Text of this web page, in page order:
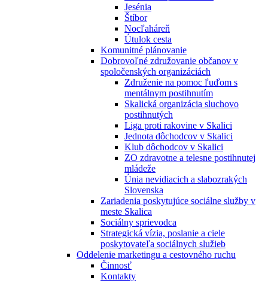
Jesénia
Štíbor
Nocľaháreň
Útulok cesta
Komunitné plánovanie
Dobrovoľné združovanie občanov v
spoločenských organizáciách
Združenie na pomoc ľuďom s
mentálnym postihnutím
Skalická organizácia sluchovo
postihnutých
Liga proti rakovine v Skalici
Jednota dôchodcov v Skalici
Klub dôchodcov v Skalici
ZO zdravotne a telesne postihnutej
mládeže
Únia nevidiacich a slabozrakých
Slovenska
Zariadenia poskytujúce sociálne služby v
meste Skalica
Sociálny sprievodca
Strategická vízia, poslanie a ciele
poskytovateľa sociálnych služieb
Oddelenie marketingu a cestovného ruchu
Činnosť
Kontakty